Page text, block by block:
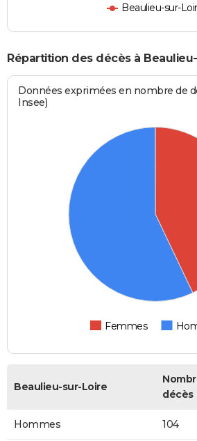
Beaulieu-sur-
Répartition des décès à
Données exprimées en nombre de
Insee)
Femmes
Beaulieu-sur-Loire
décès
Hommes 104